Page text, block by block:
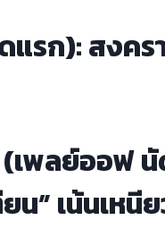
รก): สงค
(เพลย์ออฟ
” เน้นเหนี